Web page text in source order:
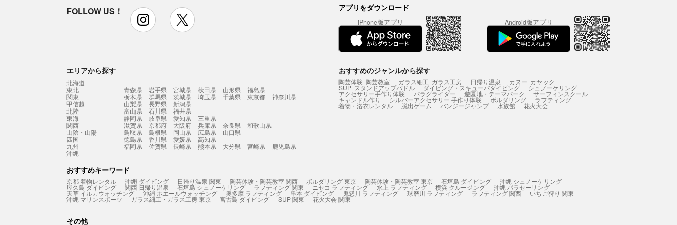
FOLLOW US！ instagram アプリをダウンロード
iPhone版アプリ Android版アプリ
エリアから探す
北海道
東北
青森県 岩手県 宮城県 秋田県 山形県
福島県
関東
栃木県 群馬県 茨城県 埼玉県 千葉県 東京都
神奈川県
甲信越
山梨県 長野県
新潟県
北陸
富山県 石川県
福井県
東海
静岡県 岐阜県 愛知県
三重県
関西
滋賀県 京都府 大阪府 兵庫県 奈良県
和歌山県
山陰・山陽
鳥取県 島根県 岡山県 広島県
山口県
四国
徳島県 香川県 愛媛県
高知県
九州
福岡県 佐賀県 長崎県 熊本県 大分県 宮崎県
鹿児島県
沖縄
おすすめのジャンルから探す
陶芸体験･陶芸教室 ガラス細工･ガラス工房 日帰り温泉 カヌー･カヤック
SUP･スタンドアップパドル ダイビング・スキューバダイビング シュノーケリング
アクセサリー手作り体験 パラグライダー 遊園地・テーマパーク サーフィンスクール
キャンドル作り シルバーアクセサリー 手作り体験 ボルダリング ラフティング
着物・浴衣レンタル 脱出ゲーム バンジージャンプ 水族館 花火大会
おすすめキーワード
京都 着物レンタル 沖縄 ダイビング 日帰り温泉 関東 陶芸体験・陶芸教室 関西 ボルダリング 東京 陶芸体験・陶芸教室 東京 石垣島 ダイビング 沖縄 シュノーケリング
屋久島 ダイビング 関西 日帰り温泉 石垣島 シュノーケリング ラフティング 関東 ニセコ ラフティング 水上 ラフティング 横浜 クルージング 沖縄 パラセーリング
天草 イルカウォッチング 沖縄 ホエールウォッチング 奥多摩 ラフティング 串本 ダイビング 鬼怒川 ラフティング 球磨川 ラフティング ラフティング 関西 いちご狩り 関東
沖縄 マリンスポーツ ガラス細工・ガラス工房 東京 宮古島 ダイビング SUP 関東 花火大会 関東
その他